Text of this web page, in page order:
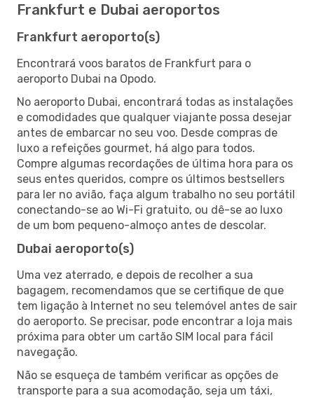
Frankfurt e Dubai aeroportos
Frankfurt aeroporto(s)
Encontrará voos baratos de Frankfurt para o
aeroporto Dubai na Opodo.
No aeroporto Dubai, encontrará todas as instalações
e comodidades que qualquer viajante possa desejar
antes de embarcar no seu voo. Desde compras de
luxo a refeições gourmet, há algo para todos.
Compre algumas recordações de última hora para os
seus entes queridos, compre os últimos bestsellers
para ler no avião, faça algum trabalho no seu portátil
conectando-se ao Wi-Fi gratuito, ou dê-se ao luxo
de um bom pequeno-almoço antes de descolar.
Dubai aeroporto(s)
Uma vez aterrado, e depois de recolher a sua
bagagem, recomendamos que se certifique de que
tem ligação à Internet no seu telemóvel antes de sair
do aeroporto. Se precisar, pode encontrar a loja mais
próxima para obter um cartão SIM local para fácil
navegação.
Não se esqueça de também verificar as opções de
transporte para a sua acomodação, seja um táxi,